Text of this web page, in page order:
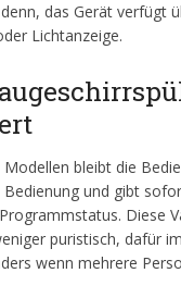
das Gerät verfügt
Lichtanzeige.
bleibt die
und gibt
Diese
puristisch, dafür
wenn mehrere